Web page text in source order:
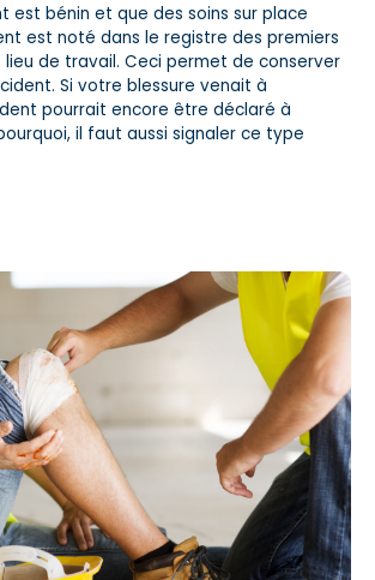
est bénin et que des soins sur place
est noté dans le registre des premiers
de travail. Ceci permet de conserver
Si votre blessure venait à
pourrait encore être déclaré à
il faut aussi signaler ce type